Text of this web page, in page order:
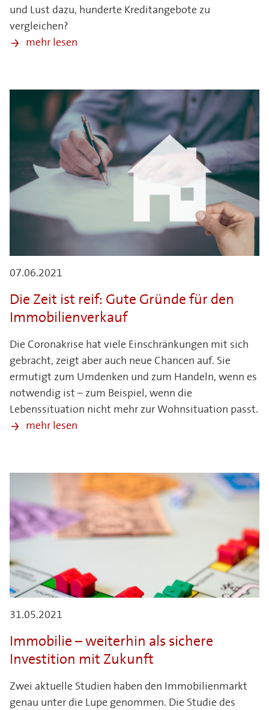
und Lust dazu, hunderte Kreditangebote zu
vergleichen?
mehr lesen
07.06.2021
Die Zeit ist reif: Gute Gründe für den
Immobilienverkauf
Die Coronakrise hat viele Einschränkungen mit sich
gebracht, zeigt aber auch neue Chancen auf. Sie
ermutigt zum Umdenken und zum Handeln, wenn es
notwendig ist – zum Beispiel, wenn die
Lebenssituation nicht mehr zur Wohnsituation passt.
mehr lesen
31.05.2021
Immobilie – weiterhin als sichere
Investition mit Zukunft
Zwei aktuelle Studien haben den Immobilienmarkt
genau unter die Lupe genommen. Die Studie des